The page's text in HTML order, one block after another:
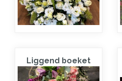
Liggend boeket